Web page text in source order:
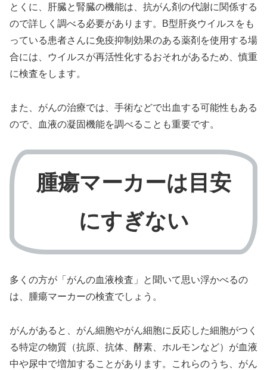
とくに、肝臓と腎臓の機能は、抗がん剤の代謝に関係する
ので詳しく調べる必要があります。B型肝炎ウイルスをも
っている患者さんに免疫抑制効果のある薬剤を使用する場
合には、ウイルスが再活性化するおそれがあるため、慎重
に検査をします。
また、がんの治療では、手術などで出血する可能性もある
ので、血液の凝固機能を調べることも重要です。
腫瘍マーカーは目安
にすぎない
多くの方が「がんの血液検査」と聞いて思い浮かべるの
は、腫瘍マーカーの検査でしょう。
がんがあると、がん細胞やがん細胞に反応した細胞がつく
る特定の物質（抗原、抗体、酵素、ホルモンなど）が血液
中や尿中で増加することがあります。これらのうち、がん